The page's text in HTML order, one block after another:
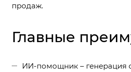
продаж.
Главные
ИИ-помощник – генерация